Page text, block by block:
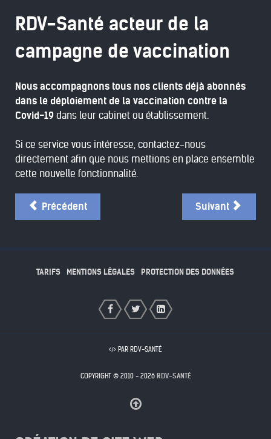
RDV-Santé acteur de la
campagne de vaccination
Nous accompagnons tous nos clients déjà abonnés
dans le déploiement de la vaccination contre la
Covid-19 dans leur cabinet ou établissement.
Si ce service vous intéresse, contactez-nous
directement afin que nous mettions en place ensemble
cette nouvelle fonctionnalité.
Précédent Suivant
TARIFS MENTIONS LÉGALES PROTECTION DES DONNÉES
PAR RDV-SANTÉ
COPYRIGHT © 2010 - 2026 RDV-SANTÉ